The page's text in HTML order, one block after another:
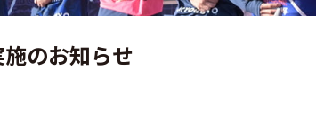
のお知らせ